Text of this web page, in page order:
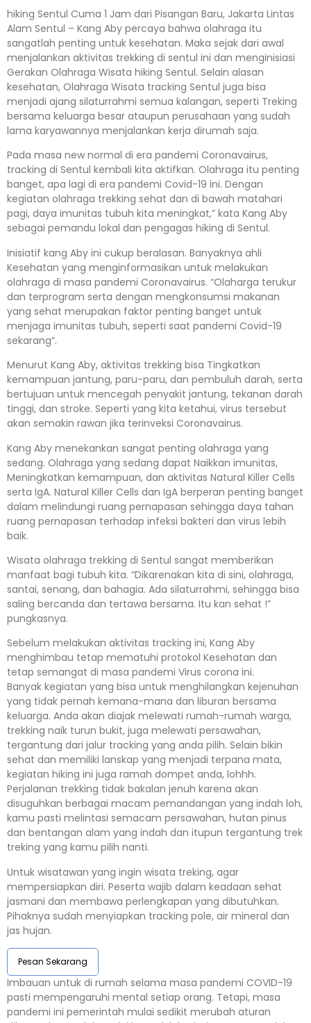
hiking Sentul Cuma 1 Jam dari Pisangan Baru, Jakarta Lintas
Alam Sentul – Kang Aby percaya bahwa olahraga itu
sangatlah penting untuk kesehatan. Maka sejak dari awal
menjalankan aktivitas trekking di sentul ini dan menginisiasi
Gerakan Olahraga Wisata hiking Sentul. Selain alasan
kesehatan, Olahraga Wisata tracking Sentul juga bisa
menjadi ajang silaturrahmi semua kalangan, seperti Treking
bersama keluarga besar ataupun perusahaan yang sudah
lama karyawannya menjalankan kerja dirumah saja.
Pada masa new normal di era pandemi Coronavairus,
tracking di Sentul kembali kita aktifkan. Olahraga itu penting
banget, apa lagi di era pandemi Covid-19 ini. Dengan
kegiatan olahraga trekking sehat dan di bawah matahari
pagi, daya imunitas tubuh kita meningkat,” kata Kang Aby
sebagai pemandu lokal dan pengagas hiking di Sentul.
Inisiatif kang Aby ini cukup beralasan. Banyaknya ahli
Kesehatan yang menginformasikan untuk melakukan
olahraga di masa pandemi Coronavairus. “Olaharga terukur
dan terprogram serta dengan mengkonsumsi makanan
yang sehat merupakan faktor penting banget untuk
menjaga imunitas tubuh, seperti saat pandemi Covid-19
sekarang”.
Menurut Kang Aby, aktivitas trekking bisa Tingkatkan
kemampuan jantung, paru-paru, dan pembuluh darah, serta
bertujuan untuk mencegah penyakit jantung, tekanan darah
tinggi, dan stroke. Seperti yang kita ketahui, virus tersebut
akan semakin rawan jika terinveksi Coronavairus.
Kang Aby menekankan sangat penting olahraga yang
sedang. Olahraga yang sedang dapat Naikkan imunitas,
Meningkatkan kemampuan, dan aktivitas Natural Killer Cells
serta IgA. Natural Killer Cells dan IgA berperan penting banget
dalam melindungi ruang pernapasan sehingga daya tahan
ruang pernapasan terhadap infeksi bakteri dan virus lebih
baik.
Wisata olahraga trekking di Sentul sangat memberikan
manfaat bagi tubuh kita. “Dikarenakan kita di sini, olahraga,
santai, senang, dan bahagia. Ada silaturrahmi, sehingga bisa
saling bercanda dan tertawa bersama. Itu kan sehat !”
pungkasnya.
Sebelum melakukan aktivitas tracking ini, Kang Aby
menghimbau tetap mematuhi protokol Kesehatan dan
tetap semangat di masa pandemi Virus corona ini.
Banyak kegiatan yang bisa untuk menghilangkan kejenuhan
yang tidak pernah kemana-mana dan liburan bersama
keluarga. Anda akan diajak melewati rumah-rumah warga,
trekking naik turun bukit, juga melewati persawahan,
tergantung dari jalur tracking yang anda pilih. Selain bikin
sehat dan memiliki lanskap yang menjadi terpana mata,
kegiatan hiking ini juga ramah dompet anda, lohhh.
Perjalanan trekking tidak bakalan jenuh karena akan
disuguhkan berbagai macam pemandangan yang indah loh,
kamu pasti melintasi semacam persawahan, hutan pinus
dan bentangan alam yang indah dan itupun tergantung trek
treking yang kamu pilih nanti.
Untuk wisatawan yang ingin wisata treking, agar
mempersiapkan diri. Peserta wajib dalam keadaan sehat
jasmani dan membawa perlengkapan yang dibutuhkan.
Pihaknya sudah menyiapkan tracking pole, air mineral dan
jas hujan.
Pesan Sekarang
Imbauan untuk di rumah selama masa pandemi COVID-19
pasti mempengaruhi mental setiap orang. Tetapi, masa
pandemi ini pemerintah mulai sedikit merubah aturan